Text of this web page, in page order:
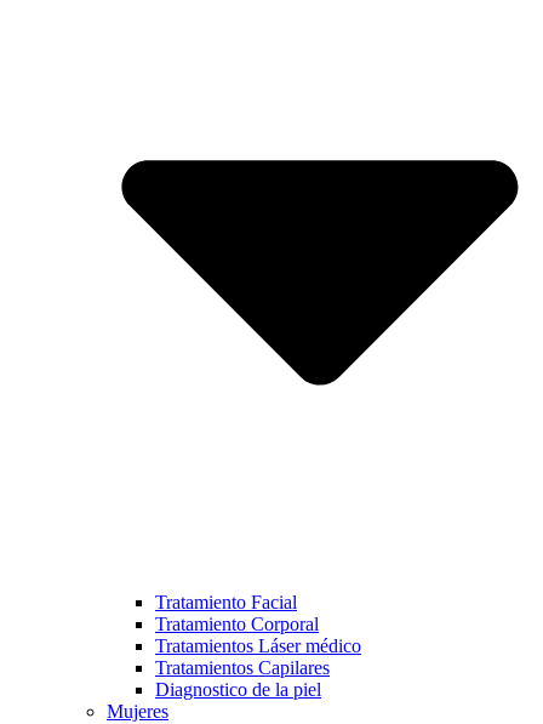
Tratamiento Facial
Tratamiento Corporal
Tratamientos Láser médico
Tratamientos Capilares
Diagnostico de la piel
Mujeres